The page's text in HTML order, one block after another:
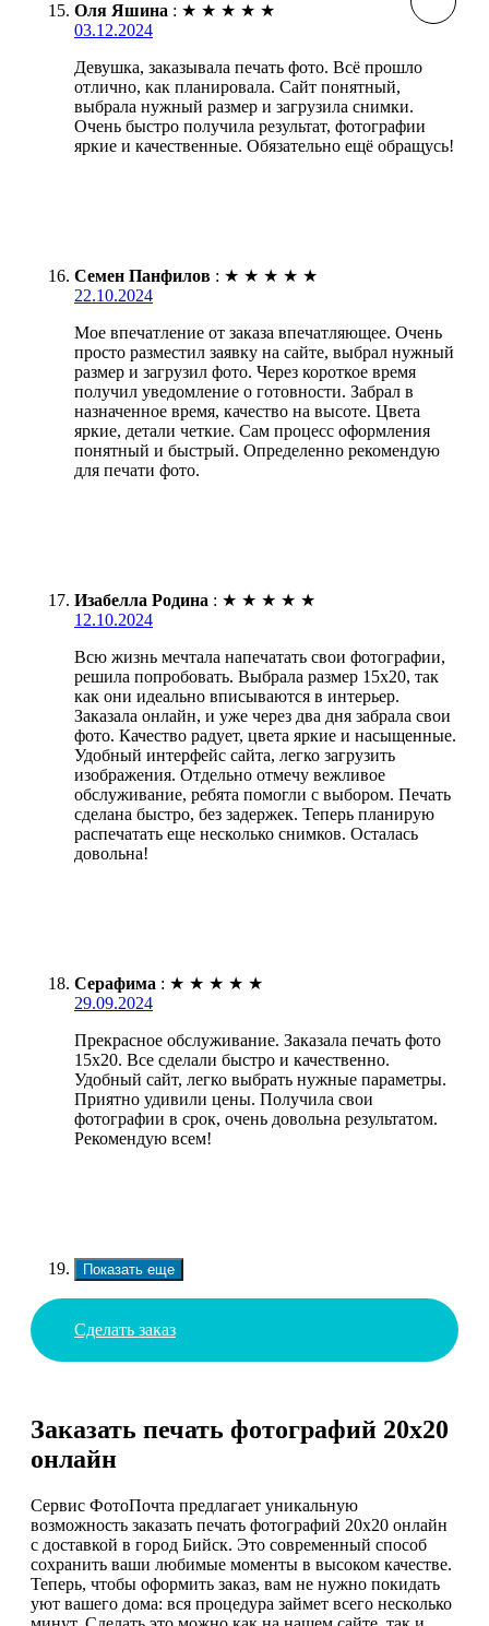
Оля Яшина : ★ ★ ★ ★ ★
03.12.2024
Девушка, заказывала печать фото. Всё прошло
отлично, как планировала. Сайт понятный,
выбрала нужный размер и загрузила снимки.
Очень быстро получила результат, фотографии
яркие и качественные. Обязательно ещё обращусь!
Семен Панфилов : ★ ★ ★ ★ ★
22.10.2024
Мое впечатление от заказа впечатляющее. Очень
просто разместил заявку на сайте, выбрал нужный
размер и загрузил фото. Через короткое время
получил уведомление о готовности. Забрал в
назначенное время, качество на высоте. Цвета
яркие, детали четкие. Сам процесс оформления
понятный и быстрый. Определенно рекомендую
для печати фото.
Изабелла Родина : ★ ★ ★ ★ ★
12.10.2024
Всю жизнь мечтала напечатать свои фотографии,
решила попробовать. Выбрала размер 15х20, так
как они идеально вписываются в интерьер.
Заказала онлайн, и уже через два дня забрала свои
фото. Качество радует, цвета яркие и насыщенные.
Удобный интерфейс сайта, легко загрузить
изображения. Отдельно отмечу вежливое
обслуживание, ребята помогли с выбором. Печать
сделана быстро, без задержек. Теперь планирую
распечатать еще несколько снимков. Осталась
довольна!
Серафима : ★ ★ ★ ★ ★
29.09.2024
Прекрасное обслуживание. Заказала печать фото
15х20. Все сделали быстро и качественно.
Удобный сайт, легко выбрать нужные параметры.
Приятно удивили цены. Получила свои
фотографии в срок, очень довольна результатом.
Рекомендую всем!
Показать еще
Сделать заказ
Заказать печать фотографий 20х20
онлайн
Сервис ФотоПочта предлагает уникальную
возможность заказать печать фотографий 20х20 онлайн
с доставкой в город Бийск. Это современный способ
сохранить ваши любимые моменты в высоком качестве.
Теперь, чтобы оформить заказ, вам не нужно покидать
уют вашего дома: вся процедура займет всего несколько